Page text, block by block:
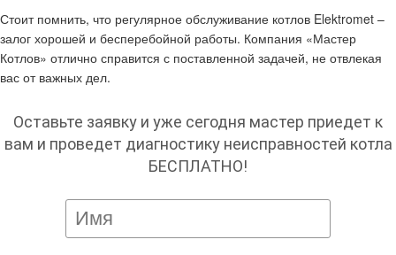
Стоит помнить, что регулярное обслуживание котлов Elektromet –
залог хорошей и бесперебойной работы. Компания «Мастер
Котлов» отлично справится с поставленной задачей, не отвлекая
вас от важных дел.
Оставьте заявку и уже сегодня мастер приедет к
вам и проведет диагностику неисправностей котла
БЕСПЛАТНО!